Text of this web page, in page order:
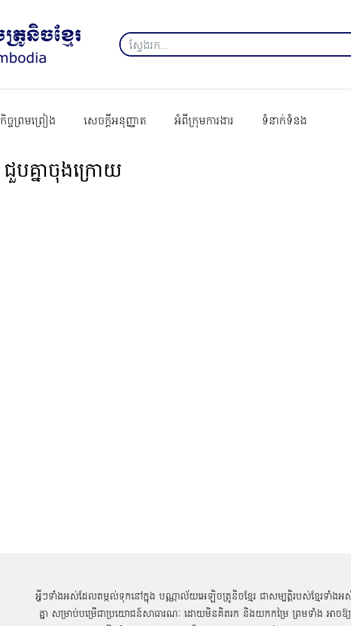
កិច្ចព្រមព្រៀង សេចក្ដីអនុញ្ញាត អំពីក្រុមការងារ ទំនាក់ទំនង
ជួបគ្នាចុងក្រោយ
អ្វីៗទាំងអស់ដែលតម្កល់ទុកនៅក្នុង បណ្ណាល័យអេឡិចត្រូនិចខ្មែរ ជាសម្បតិ្តរបស់ខ្មែរទាំងអ
គ្នា សម្រាប់បម្រើជាប្រយោជន៍សាធារណៈ ដោយមិនគិតរក និងយកកម្រៃ ព្រមទាំង អាចឱ្យ